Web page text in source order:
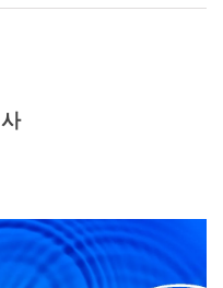
개합니다.